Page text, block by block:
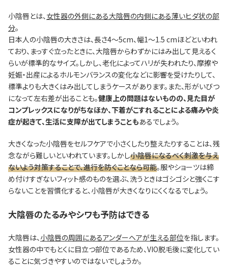
小陰唇とは、女性器の外側にある大陰唇の内側にある薄いヒダ状の部
分。
日本人の小陰唇の大きさは、長さ4～5cm、幅1～1.5 cmほどといわれ
ており、まっすぐ立ったときに、大陰唇からわずかにはみ出して見えるく
らいが標準的なサイズ。しかし、老化によってハリが失われたり、摩擦や
妊娠・出産によるホルモンバランスの変化などに影響を受けたりして、
標準よりも大きくはみ出してしまうケースがあります。また、形がいびつ
になって左右差が出ることも。健康上の問題はないものの、見た目が
コンプレックスになりがちなほか、下着がこすれることによる痛みや炎
症が起きて、生活に支障が出てしまうこともあるでしょう。
大きくなった小陰唇をセルフケアで小さくしたり整えたりすることは、残
念ながら難しいといわれています。しかし小陰唇になるべく刺激を与え
ないよう対策することで、進行を防ぐことなら可能。服やショーツは締
め付けすぎないフィット感のものを選ぶ、洗うときはゴシゴシと強くこす
らないことを習慣化すると、小陰唇が大きくなりにくくなるでしょう。
大陰唇のたるみやシワも予防はできる
大陰唇は、小陰唇の周囲にあるアンダーヘアが生える部位を指します。
女性器の中でもとくに目立つ部位であるため、VIO脱毛後に変化してい
ることに気づきやすいのではないでしょうか。